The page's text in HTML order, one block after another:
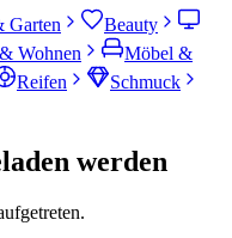
Garten
Beauty
Wohnen
Möbel &
Reifen
Schmuck
werden